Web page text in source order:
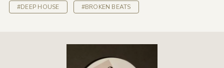
#DEEP HOUSE #BROKEN BEATS